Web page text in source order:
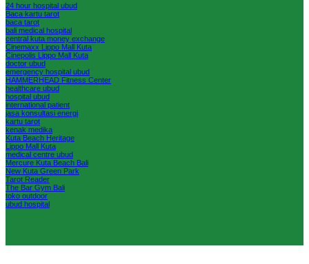
24 hour hospital ubud
Baca kartu tarot
baca tarot
bali medical hospital
central kuta money exchange
Cinemaxx Lippo Mall Kuta
Cinepolis Lippo Mall Kuta
doctor ubud
emergency hospital ubud
HAMMERHEAD Fitness Center
healthcare ubud
hospital ubud
international patient
jasa konsultasi energi
kartu tarot
kenak medika
Kuta Beach Heritage
Lippo Mall Kuta
medical centre ubud
Mercure Kuta Beach Bali
New Kuta Green Park
Tarot Reader
The Bar Gym Bali
toko outdoor
ubud hospital